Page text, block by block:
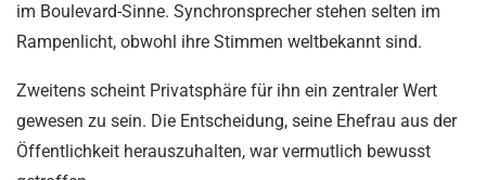
im Boulevard-Sinne. Synchronsprecher stehen selten im
Rampenlicht, obwohl ihre Stimmen weltbekannt sind.
Zweitens scheint Privatsphäre für ihn ein zentraler Wert
gewesen zu sein. Die Entscheidung, seine Ehefrau aus der
Öffentlichkeit herauszuhalten, war vermutlich bewusst